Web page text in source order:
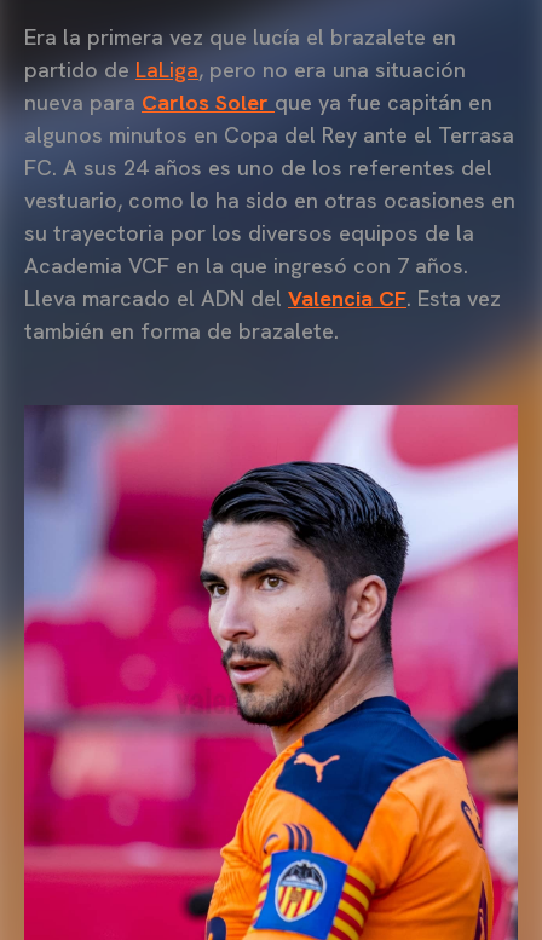
Era la primera vez que lucía el brazalete en
partido de LaLiga, pero no era una situación
nueva para Carlos Soler que ya fue capitán en
algunos minutos en Copa del Rey ante el Terrasa
FC. A sus 24 años es uno de los referentes del
vestuario, como lo ha sido en otras ocasiones en
su trayectoria por los diversos equipos de la
Academia VCF en la que ingresó con 7 años.
Lleva marcado el ADN del Valencia CF. Esta vez
también en forma de brazalete.